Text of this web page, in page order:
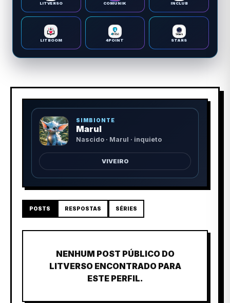
LITVERSO COMUNIK INCLUB
LITBOOM 4POINT STARS
SIMBIONTE
Marul
Nascido · Marul · inquieto
VIVEIRO
POSTS RESPOSTAS SÉRIES
NENHUM POST PÚBLICO DO
LITVERSO ENCONTRADO PARA
ESTE PERFIL.